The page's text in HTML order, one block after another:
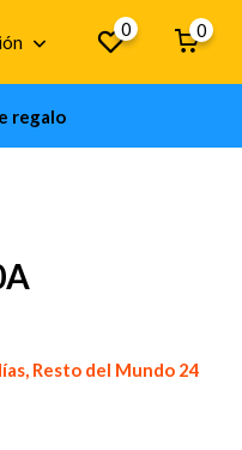
0 0
regalo
Resto del Mundo 24